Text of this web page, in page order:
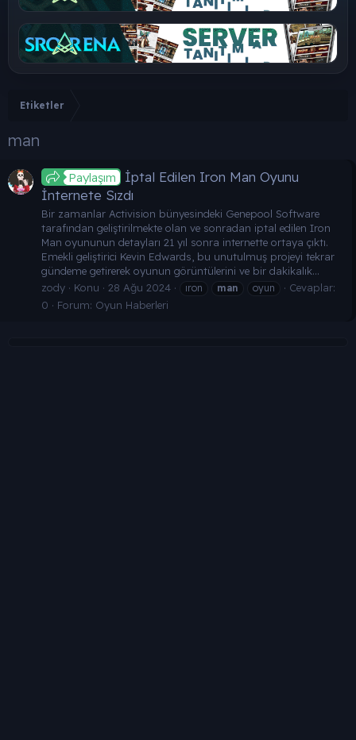
Etiketler
man
Paylaşım
İptal Edilen Iron Man Oyunu
İnternete Sızdı
Bir zamanlar Activision bünyesindeki Genepool Software
tarafından geliştirilmekte olan ve sonradan iptal edilen Iron
Man oyununun detayları 21 yıl sonra internette ortaya çıktı.
Emekli geliştirici Kevin Edwards, bu unutulmuş projeyi tekrar
gündeme getirerek oyunun görüntülerini ve bir dakikalık...
zody
Konu 28 Ağu 2024 ıron man oyun
Cevaplar:
0
Forum: Oyun Haberleri